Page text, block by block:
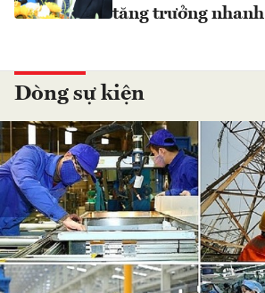
tăng trưởng nhanh
Dòng sự kiện